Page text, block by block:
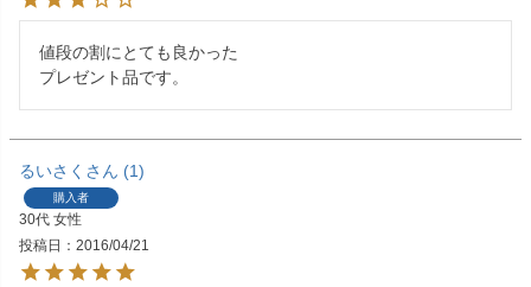
値段の割にとても良かった
プレゼント品です。
るいさく 1
購入者
30代 女性
投稿日
2016/04/21